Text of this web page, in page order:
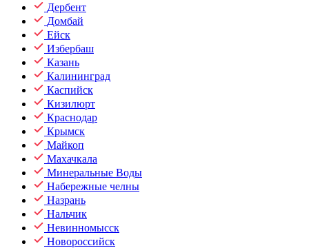
Дербент
Домбай
Ейск
Избербаш
Казань
Калининград
Каспийск
Кизилюрт
Краснодар
Крымск
Майкоп
Махачкала
Минеральные Воды
Набережные челны
Назрань
Нальчик
Невинномысск
Новороссийск